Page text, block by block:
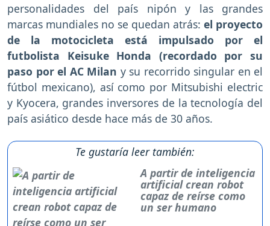
personalidades del país nipón y las grandes
marcas mundiales no se quedan atrás: el proyecto
de la motocicleta está impulsado por el
futbolista Keisuke Honda (recordado por su
paso por el AC Milan y su recorrido singular en el
fútbol mexicano), así como por Mitsubishi electric
y Kyocera, grandes inversores de la tecnología del
país asiático desde hace más de 30 años.
Te gustaría leer también:
A partir de inteligencia
artificial crean robot
capaz de reírse como
un ser humano